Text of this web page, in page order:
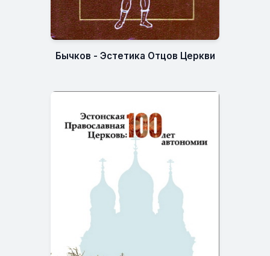
Бычков - Эстетика Отцов Церкви